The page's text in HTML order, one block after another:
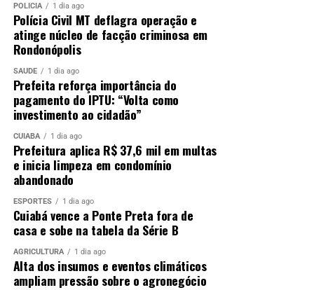
POLÍCIA 1 dia ago
Polícia Civil MT deflagra operação e
atinge núcleo de facção criminosa em
Rondonópolis
SAÚDE 1 dia ago
Prefeita reforça importância do
pagamento do IPTU: “Volta como
investimento ao cidadão”
CUIABÁ 1 dia ago
Prefeitura aplica R$ 37,6 mil em multas
e inicia limpeza em condomínio
abandonado
ESPORTES 1 dia ago
Cuiabá vence a Ponte Preta fora de
casa e sobe na tabela da Série B
AGRICULTURA 1 dia ago
Alta dos insumos e eventos climáticos
ampliam pressão sobre o agronegócio